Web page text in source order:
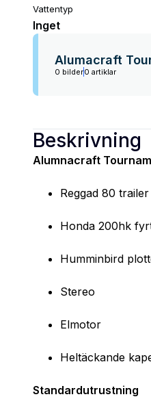
Vattentyp
Inget
Alumacraft
0 bilder0 artiklar
Beskrivning
Alumnacraft
Reggad 80 trailer
Honda 200hk
Humminbird
Stereo
Elmotor
Heltäckande
Standardutrustning